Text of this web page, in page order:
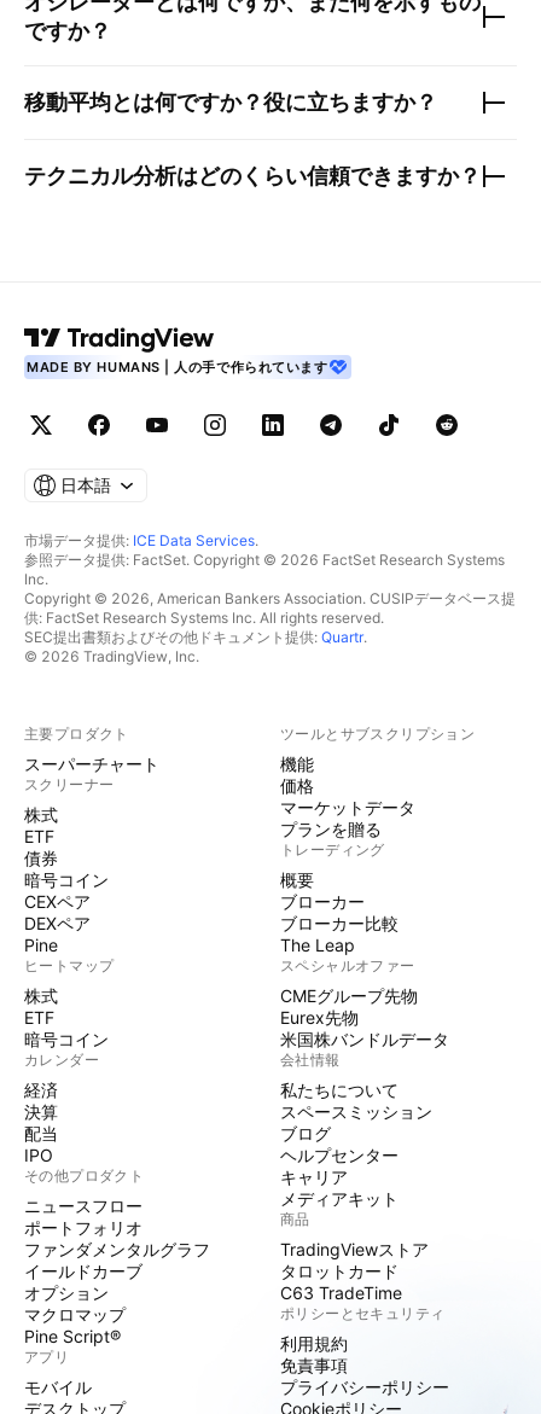
ですか？
移動平均とは何ですか？役に立ちますか？
テクニカル分析はどのくらい信頼できますか？
MADE BY HUMANS | 人の手で作られています
日本語
市場データ提供: ICE Data Services.
参照データ提供: FactSet. Copyright © 2026 FactSet Research Systems
Inc.
Copyright © 2026, American Bankers Association. CUSIPデータベース提
供: FactSet Research Systems Inc. All rights reserved.
SEC提出書類およびその他ドキュメント提供: Quartr.
© 2026 TradingView, Inc.
主要プロダクト
スーパーチャート
スクリーナー
株式
ETF
債券
暗号コイン
CEXペア
DEXペア
Pine
ヒートマップ
株式
ETF
暗号コイン
カレンダー
経済
決算
配当
IPO
その他プロダクト
ニュースフロー
ポートフォリオ
ファンダメンタルグラフ
イールドカーブ
オプション
マクロマップ
Pine Script®
アプリ
モバイル
デスクトップ
ツールとサブスクリプション
機能
価格
マーケットデータ
プランを贈る
トレーディング
概要
ブローカー
ブローカー比較
The Leap
スペシャルオファー
CMEグループ先物
Eurex先物
米国株バンドルデータ
会社情報
私たちについて
スペースミッション
ブログ
ヘルプセンター
キャリア
メディアキット
商品
TradingViewストア
タロットカード
C63 TradeTime
ポリシーとセキュリティ
利用規約
免責事項
プライバシーポリシー
Cookieポリシー